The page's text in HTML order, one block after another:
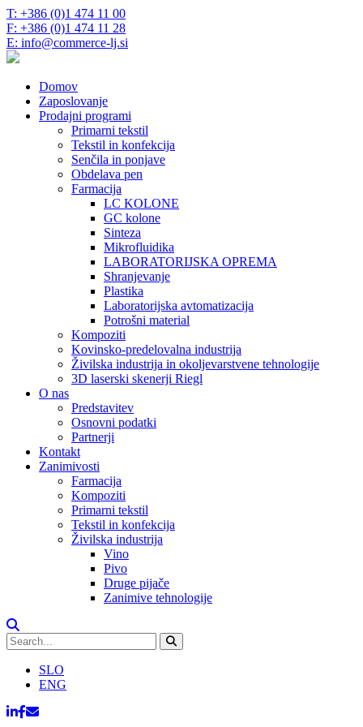
T: +386 (0)1 474 11 00
F: +386 (0)1 474 11 28
E: info@commerce-lj.si
Domov
Zaposlovanje
Prodajni programi
Primarni tekstil
Tekstil in konfekcija
Senčila in ponjave
Obdelava pen
Farmacija
LC KOLONE
GC kolone
Sinteza
Mikrofluidika
LABORATORIJSKA OPREMA
Shranjevanje
Plastika
Laboratorijska avtomatizacija
Potrošni material
Kompoziti
Kovinsko-predelovalna industrija
Živilska industrija in okoljevarstvene tehnologije
3D laserski skenerji Riegl
O nas
Predstavitev
Osnovni podatki
Partnerji
Kontakt
Zanimivosti
Farmacija
Kompoziti
Primarni tekstil
Tekstil in konfekcija
Živilska industrija
Vino
Pivo
Druge pijače
Zanimive tehnologije
SLO
ENG